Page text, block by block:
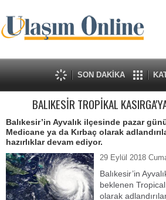
SON DAKİKA
BALIKESİR TROPİKAL
Balıkesir’in Ayvalık ilçesinde pazar
Medicane ya da Kırbaç olarak
hazırlıklar devam ediyor.
29 Eylül 2018
Balıkesir’in
beklenen
olarak